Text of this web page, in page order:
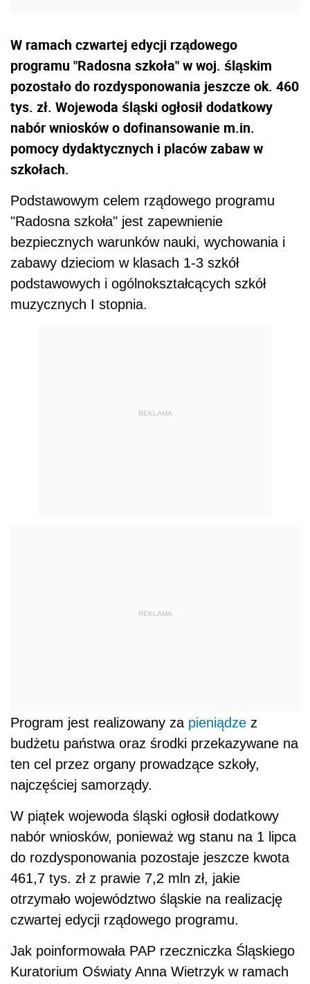
W ramach czwartej edycji rządowego
programu "Radosna szkoła" w woj. śląskim
pozostało do rozdysponowania jeszcze ok. 460
tys. zł. Wojewoda śląski ogłosił dodatkowy
nabór wniosków o dofinansowanie m.in.
pomocy dydaktycznych i placów zabaw w
szkołach.
Podstawowym celem rządowego programu
"Radosna szkoła" jest zapewnienie
bezpiecznych warunków nauki, wychowania i
zabawy dzieciom w klasach 1-3 szkół
podstawowych i ogólnokształcących szkół
muzycznych I stopnia.
REKLAMA
REKLAMA
Program jest realizowany za pieniądze z
budżetu państwa oraz środki przekazywane na
ten cel przez organy prowadzące szkoły,
najczęściej samorządy.
W piątek wojewoda śląski ogłosił dodatkowy
nabór wniosków, ponieważ wg stanu na 1 lipca
do rozdysponowania pozostaje jeszcze kwota
461,7 tys. zł z prawie 7,2 mln zł, jakie
otrzymało województwo śląskie na realizację
czwartej edycji rządowego programu.
Jak poinformowała PAP rzeczniczka Śląskiego
Kuratorium Oświaty Anna Wietrzyk w ramach